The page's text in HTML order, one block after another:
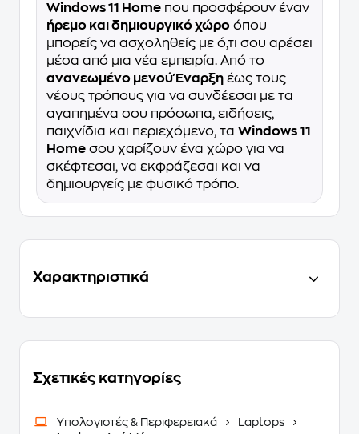
Windows 11 Home που προσφέρουν έναν
ήρεμο και δημιουργικό χώρο όπου
μπορείς να ασχοληθείς με ό,τι σου αρέσει
μέσα από μια νέα εμπειρία. Από το
ανανεωμένο μενού Έναρξη έως τους
νέους τρόπους για να συνδέεσαι με τα
αγαπημένα σου πρόσωπα, ειδήσεις,
παιχνίδια και περιεχόμενο, τα Windows 11
Home σου χαρίζουν ένα χώρο για να
σκέφτεσαι, να εκφράζεσαι και να
δημιουργείς με φυσικό τρόπο.
Χαρακτηριστικά
Σχετικές κατηγορίες
Υπολογιστές & Περιφερειακά
Laptops